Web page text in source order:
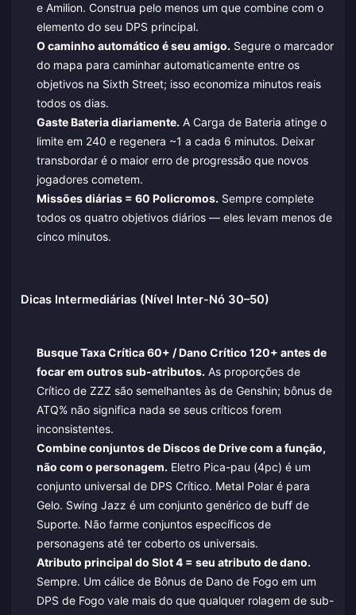
e Amilion. Construa pelo menos um que combine com o
elemento do seu DPS principal.
O caminho automático é seu amigo. Segure o marcador
do mapa para caminhar automaticamente entre os
objetivos na Sixth Street; isso economiza minutos reais
todos os dias.
Gaste Bateria diariamente. A Carga de Bateria atinge o
limite em 240 e regenera ~1 a cada 6 minutos. Deixar
transbordar é o maior erro de progressão que novos
jogadores cometem.
Missões diárias = 60 Policromos. Sempre complete
todos os quatro objetivos diários — eles levam menos de
cinco minutos.
Dicas Intermediárias (Nível Inter-Nó 30–50)
Busque Taxa Crítica 60+ / Dano Crítico 120+ antes de
focar em outros sub-atributos. As proporções de
Crítico de ZZZ são semelhantes às de Genshin; bônus de
ATQ% não significa nada se seus críticos forem
inconsistentes.
Combine conjuntos de Discos de Drive com a função,
não com o personagem. Eletro Pica-pau (4pc) é um
conjunto universal de DPS Crítico. Metal Polar é para
Gelo. Swing Jazz é um conjunto genérico de buff de
Suporte. Não farme conjuntos específicos de
personagens até ter coberto os universais.
Atributo principal do Slot 4 = seu atributo de dano.
Sempre. Um cálice de Bônus de Dano de Fogo em um
DPS de Fogo vale mais do que qualquer rolagem de sub-